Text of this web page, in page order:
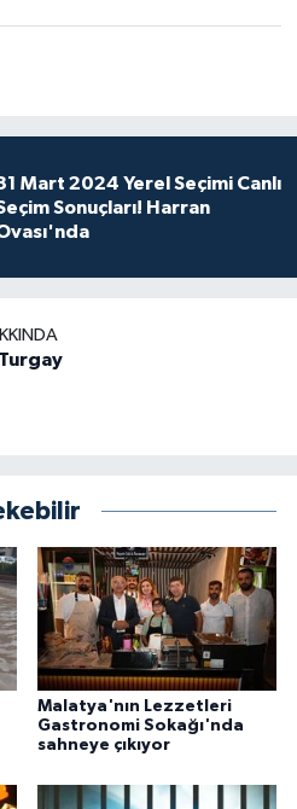
Mart 2024 Yerel Seçimi Canlı
Sonuçları! Harran
Malatya'nın Lezzetleri
Gastronomi Sokağı'nda
sahneye çıkıyor